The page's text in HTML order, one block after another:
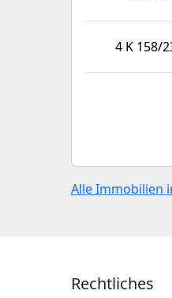
4 K 158/
Alle Immobilien
Rechtliches